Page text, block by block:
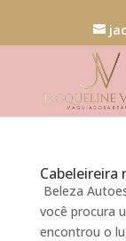
Cabeleireira
Beleza
você procura
encontrou o